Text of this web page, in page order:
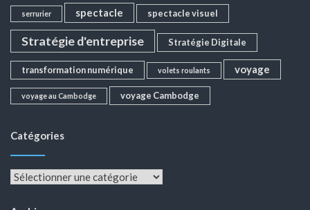
serrurier spectacle spectacle visuel
Stratégie d'entreprise Stratégie Digitale
transformation numérique volets roulants voyage
voyage au Cambodge voyage Cambodge
Catégories
Catégories